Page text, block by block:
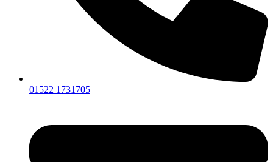
01522 1731705